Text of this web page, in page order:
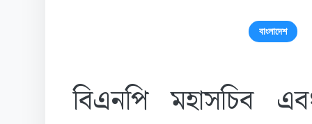
বাংলাদেশ
বিএনপি মহাসচিব